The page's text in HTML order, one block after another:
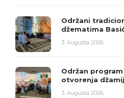
Održani
džematima
3. Augusta 2026.
Održan
otvorenja
3. Augusta 2026.